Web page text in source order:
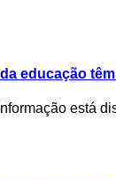
educação
está